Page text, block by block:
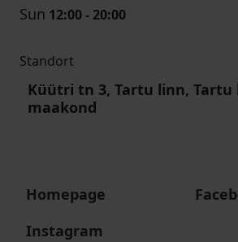
Sun 12:00 - 20:00
Standort
Küütri tn 3, Tartu linn, Tartu
maakond
Homepage
Instagram